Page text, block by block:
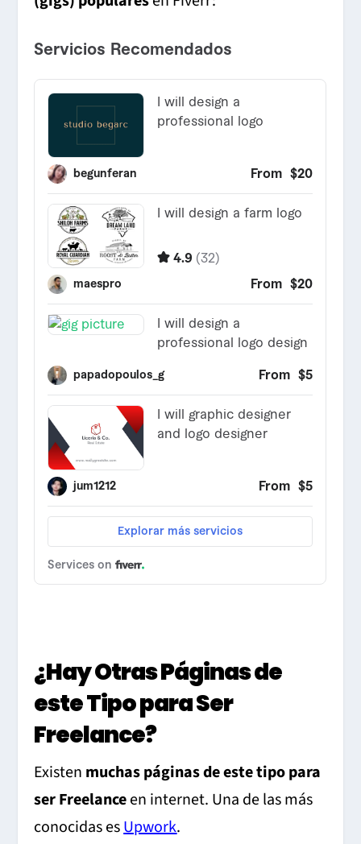
¿Hay Otras Páginas de
este Tipo para Ser
Freelance?
Existen muchas páginas de este tipo para
ser Freelanceen internet. Una de las más
conocidas esUpwork.